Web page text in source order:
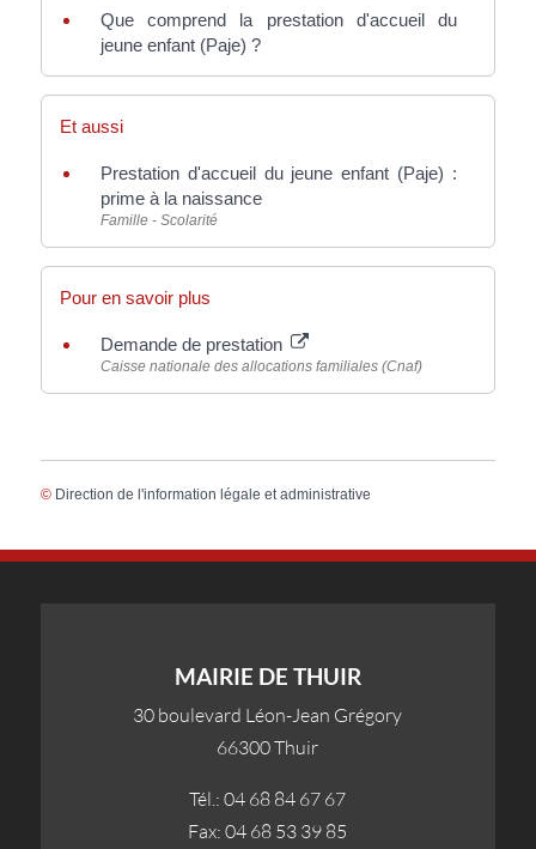
Que comprend la prestation d'accueil du
jeune enfant (Paje) ?
Et aussi
Prestation d'accueil du jeune enfant (Paje) :
prime à la naissance
Famille - Scolarité
Pour en savoir plus
Demande de prestation
Caisse nationale des allocations familiales (Cnaf)
© Direction de l'information légale et administrative
MAIRIE DE THUIR
30 boulevard Léon-Jean Grégory
66300 Thuir
Tél.: 04 68 84 67 67
Fax: 04 68 53 39 85